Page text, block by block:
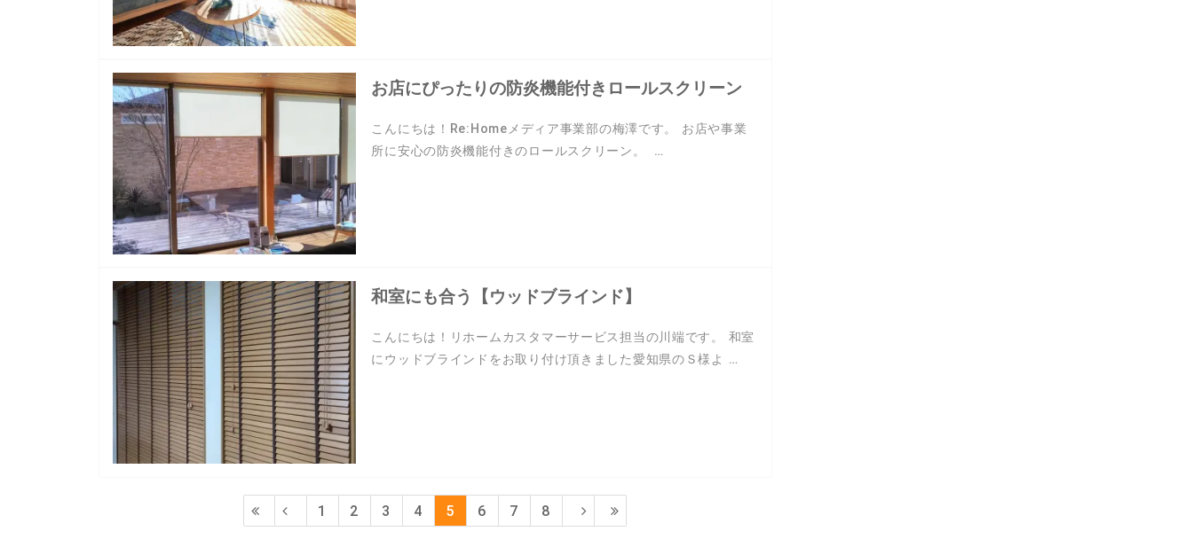
お店にぴったりの防炎機能付きロールスクリーン
こんにちは！Re:Homeメディア事業部の梅澤です。 お店や事業
所に安心の防炎機能付きのロールスクリーン。 …
和室にも合う【ウッドブラインド】
こんにちは！リホームカスタマーサービス担当の川端です。 和室
にウッドブラインドをお取り付け頂きました愛知県のＳ様よ …
1 2 3 4 5 6 7 8